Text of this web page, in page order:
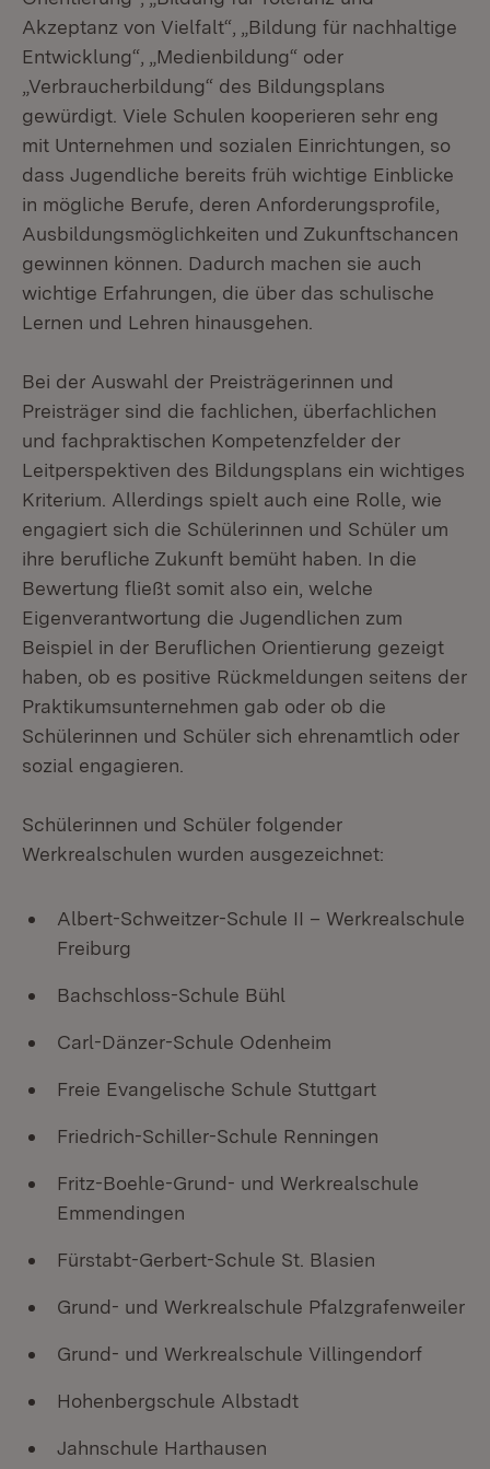
Akzeptanz von Vielfalt“, „Bildung für nachhaltige
Entwicklung“, „Medienbildung“ oder
„Verbraucherbildung“ des Bildungsplans
gewürdigt. Viele Schulen kooperieren sehr eng
mit Unternehmen und sozialen Einrichtungen, so
dass Jugendliche bereits früh wichtige Einblicke
in mögliche Berufe, deren Anforderungsprofile,
Ausbildungsmöglichkeiten und Zukunftschancen
gewinnen können. Dadurch machen sie auch
wichtige Erfahrungen, die über das schulische
Lernen und Lehren hinausgehen.
Bei der Auswahl der Preisträgerinnen und
Preisträger sind die fachlichen, überfachlichen
und fachpraktischen Kompetenzfelder der
Leitperspektiven des Bildungsplans ein wichtiges
Kriterium. Allerdings spielt auch eine Rolle, wie
engagiert sich die Schülerinnen und Schüler um
ihre berufliche Zukunft bemüht haben. In die
Bewertung fließt somit also ein, welche
Eigenverantwortung die Jugendlichen zum
Beispiel in der Beruflichen Orientierung gezeigt
haben, ob es positive Rückmeldungen seitens der
Praktikumsunternehmen gab oder ob die
Schülerinnen und Schüler sich ehrenamtlich oder
sozial engagieren.
Schülerinnen und Schüler folgender
Werkrealschulen wurden ausgezeichnet:
Albert-Schweitzer-Schule II – Werkrealschule
Freiburg
Bachschloss-Schule Bühl
Carl-Dänzer-Schule Odenheim
Freie Evangelische Schule Stuttgart
Friedrich-Schiller-Schule Renningen
Fritz-Boehle-Grund- und Werkrealschule
Emmendingen
Fürstabt-Gerbert-Schule St. Blasien
Grund- und Werkrealschule Pfalzgrafenweiler
Grund- und Werkrealschule Villingendorf
Hohenbergschule Albstadt
Jahnschule Harthausen